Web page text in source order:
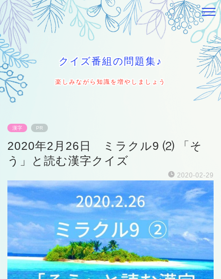
クイズ番組の問題集♪
楽しみながら知識を増やしましょう
漢字 PR
2020年2月26日 ミラクル9 ⑵ 「そ
う」と読む漢字クイズ
2020-02-29